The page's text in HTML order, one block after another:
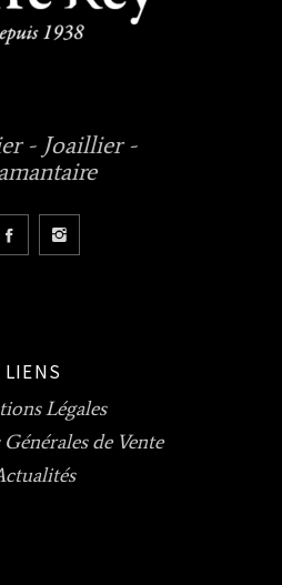
- Joaillier -
LIENS
Légales
de Vente